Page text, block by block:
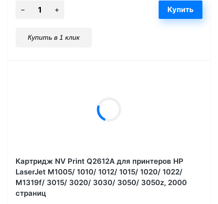
Купить в 1 клик
Картридж NV Print Q2612A для принтеров HP
LaserJet M1005/ 1010/ 1012/ 1015/ 1020/ 1022/
M1319f/ 3015/ 3020/ 3030/ 3050/ 3050z, 2000
страниц